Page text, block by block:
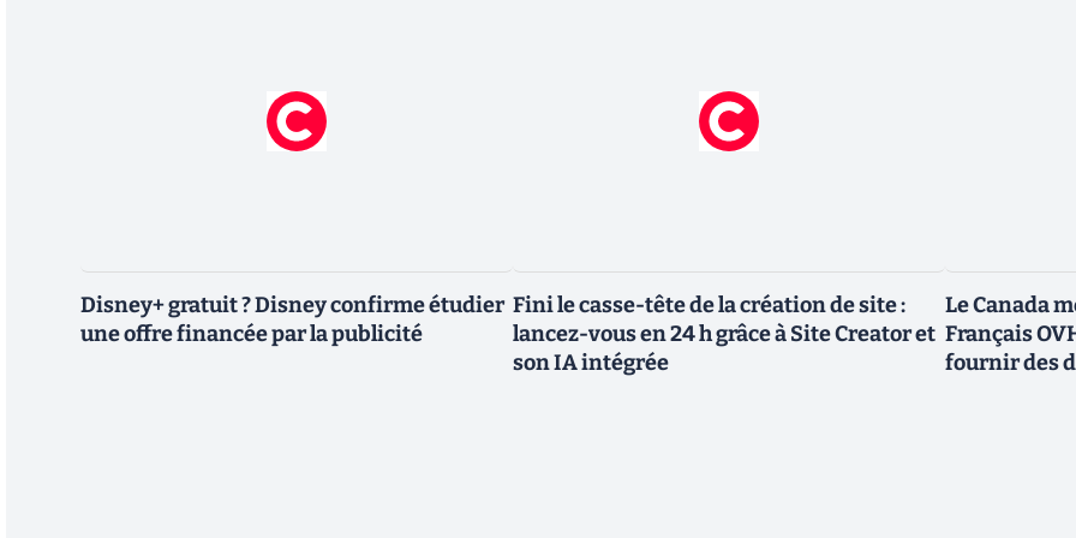
Disney+ gratuit ? Disney confirme étudier
une offre financée par la publicité
Fini le casse-tête de la création de site :
lancez-vous en 24 h grâce à Site Creator et
son IA intégrée
Le Canada
Français
fournir des